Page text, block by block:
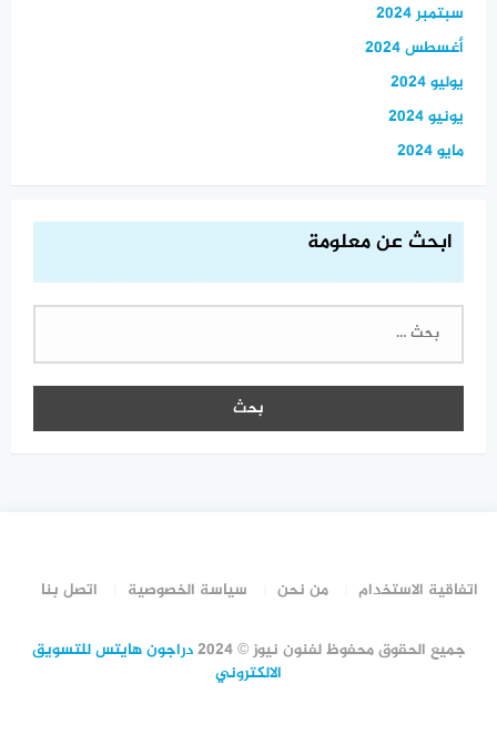
سبتمبر 2024
أغسطس 2024
يوليو 2024
يونيو 2024
مايو 2024
ابحث عن معلومة
البحث
اتفاقية الاستخدام من نحن سياسة الخصوصية اتصل بنا
جميع الحقوق محفوظ لفنون نيوز © 2024
دراجون هايتس للتسويق
الالكتروني